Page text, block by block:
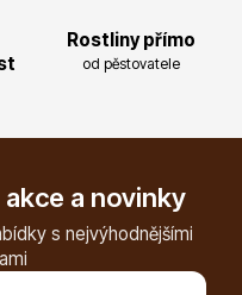
Rostliny přímo
od pěstovatele
a novinky
s nejvýhodnějšími